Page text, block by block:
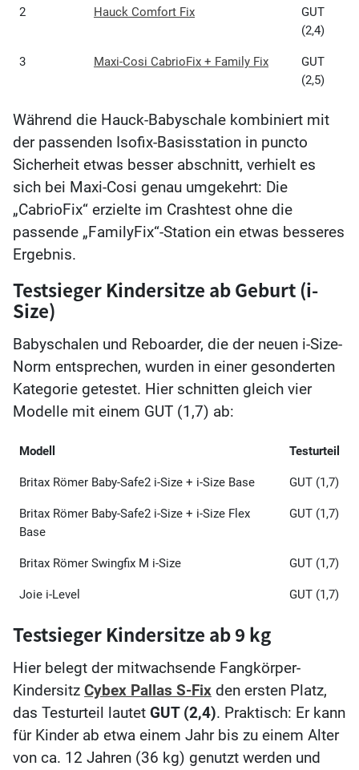
2 Hauck Comfort Fix
GUT
(2,4)
3 Maxi-Cosi CabrioFix + Family Fix
GUT
(2,5)
Während die Hauck-Babyschale kombiniert mit
der passenden Isofix-Basisstation in puncto
Sicherheit etwas besser abschnitt, verhielt es
sich bei Maxi-Cosi genau umgekehrt: Die
„CabrioFix“ erzielte im Crashtest ohne die
passende „FamilyFix“-Station ein etwas besseres
Ergebnis.
Testsieger Kindersitze ab Geburt (i-
Size)
Babyschalen und Reboarder, die der neuen i-Size-
Norm entsprechen, wurden in einer gesonderten
Kategorie getestet. Hier schnitten gleich vier
Modelle mit einem GUT (1,7) ab:
Modell Testurteil
Britax Römer Baby-Safe2 i-Size + i-Size Base GUT (1,7)
Britax Römer Baby-Safe2 i-Size + i-Size Flex
Base
GUT (1,7)
Britax Römer Swingfix M i-Size GUT (1,7)
Joie i-Level GUT (1,7)
Testsieger Kindersitze ab 9 kg
Hier belegt der mitwachsende Fangkörper-
Kindersitz Cybex Pallas S-Fix den ersten Platz,
das Testurteil lautet GUT (2,4). Praktisch: Er kann
für Kinder ab etwa einem Jahr bis zu einem Alter
von ca. 12 Jahren (36 kg) genutzt werden und